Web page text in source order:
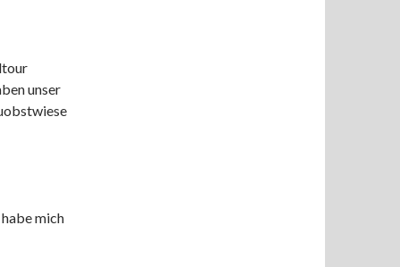
unser
mich